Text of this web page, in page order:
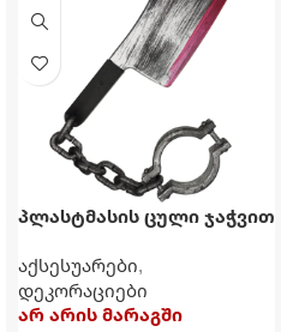
პლასტმასის ცული ჯაჭვით
აქსესუარები,
დეკორაციები
არ არის მარაგში